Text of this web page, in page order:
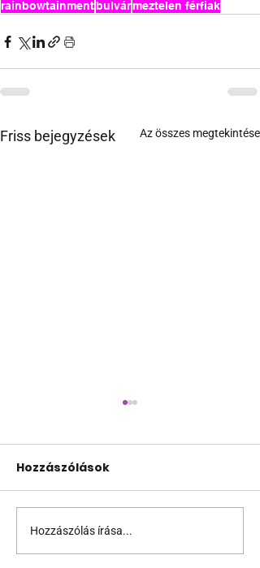
rainbowtainmentbulvármeztelen férfiak
Friss bejegyzések Az összes megtekintése
Az idei Folsom
nagyobb lesz mint
Hozzászólások
Hozzászólás írása...